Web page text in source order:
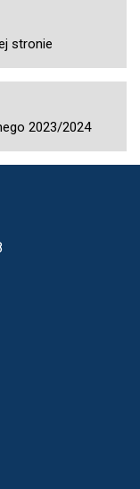
stronie
2023/2024